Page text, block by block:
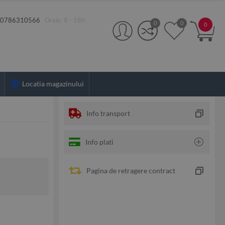
0786310566
0
0 0
Locatia magazinului
Info transport
Info plati
Pagina de retragere contract